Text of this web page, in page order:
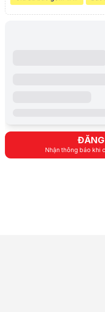
Đánh giá từ khách hàng đã mua
⭐ Đánh giá trung bình:
Nhận thông báo khi